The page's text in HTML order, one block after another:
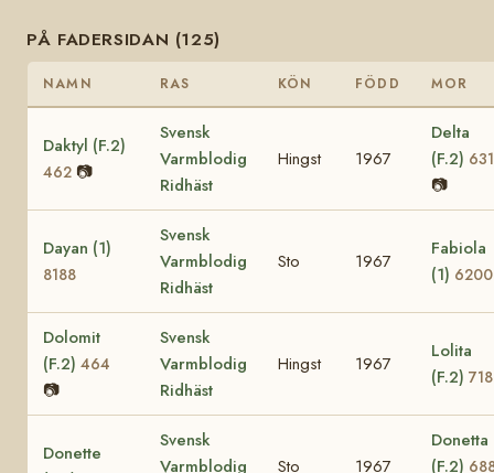
PÅ FADERSIDAN (125)
NAMN RAS KÖN FÖDD MOR
Daktyl (F.2)
462 📷
Svensk
Varmblodig
Ridhäst
Hingst 1967
Delta
(F.2)
📷
Dayan (1)
8188
Svensk
Varmblodig
Ridhäst
Sto 1967
Fabiola
(1) 6200
Dolomit
(F.2) 464
📷
Svensk
Varmblodig
Ridhäst
Hingst 1967
Lolita
(F.2)
Donette
Svensk
Varmblodig
Sto 1967
Donetta
(F.2)